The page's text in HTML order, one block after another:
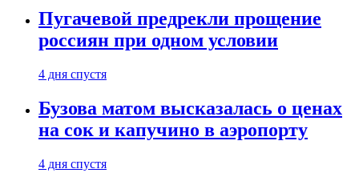
Пугачевой предрекли прощение
россиян при одном условии
4 дня спустя
Бузова матом высказалась о ценах
на сок и капучино в аэропорту
4 дня спустя